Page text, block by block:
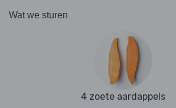
Wat we sturen
4 zoete aardappels